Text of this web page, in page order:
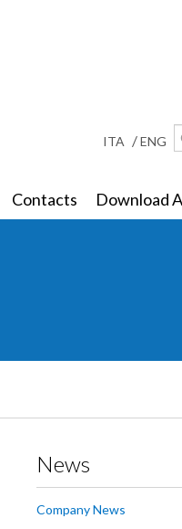
ITA /ENG
Contacts Download
News
Company News